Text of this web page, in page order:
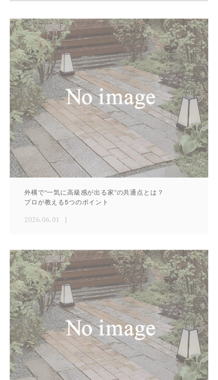
外構で“一気に高級感が出る家”の共通点とは？
プロが教える5つのポイント
2026.06.01